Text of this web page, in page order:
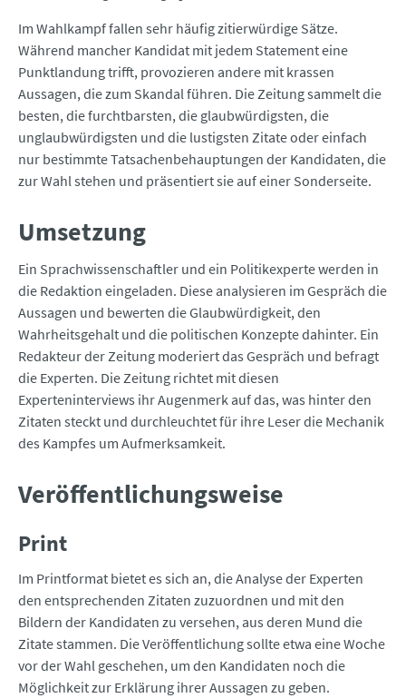
Im Wahlkampf fallen sehr häufig zitierwürdige Sätze.
Während mancher Kandidat mit jedem Statement eine
Punktlandung trifft, provozieren andere mit krassen
Aussagen, die zum Skandal führen. Die Zeitung sammelt die
besten, die furchtbarsten, die glaubwürdigsten, die
unglaubwürdigsten und die lustigsten Zitate oder einfach
nur bestimmte Tatsachenbehauptungen der Kandidaten, die
zur Wahl stehen und präsentiert sie auf einer Sonderseite.
Umsetzung
Ein Sprachwissenschaftler und ein Politikexperte werden in
die Redaktion eingeladen. Diese analysieren im Gespräch die
Aussagen und bewerten die Glaubwürdigkeit, den
Wahrheitsgehalt und die politischen Konzepte dahinter. Ein
Redakteur der Zeitung moderiert das Gespräch und befragt
die Experten. Die Zeitung richtet mit diesen
Experteninterviews ihr Augenmerk auf das, was hinter den
Zitaten steckt und durchleuchtet für ihre Leser die Mechanik
des Kampfes um Aufmerksamkeit.
Veröffentlichungsweise
Print
Im Printformat bietet es sich an, die Analyse der Experten
den entsprechenden Zitaten zuzuordnen und mit den
Bildern der Kandidaten zu versehen, aus deren Mund die
Zitate stammen. Die Veröffentlichung sollte etwa eine Woche
vor der Wahl geschehen, um den Kandidaten noch die
Möglichkeit zur Erklärung ihrer Aussagen zu geben.